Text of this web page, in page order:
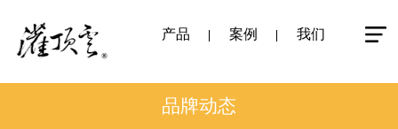
产品 案例 我们
品牌动态